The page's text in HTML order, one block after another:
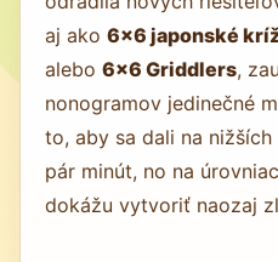
aj ako 6×6 japonské
alebo 6×6 Griddlers,
nonogramov jedinečné
to, aby sa dali na
pár minút, no na
dokážu vytvoriť naozaj